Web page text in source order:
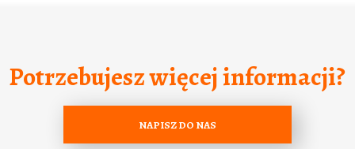
Potrzebujesz więcej informacji?
NAPISZ DO NAS